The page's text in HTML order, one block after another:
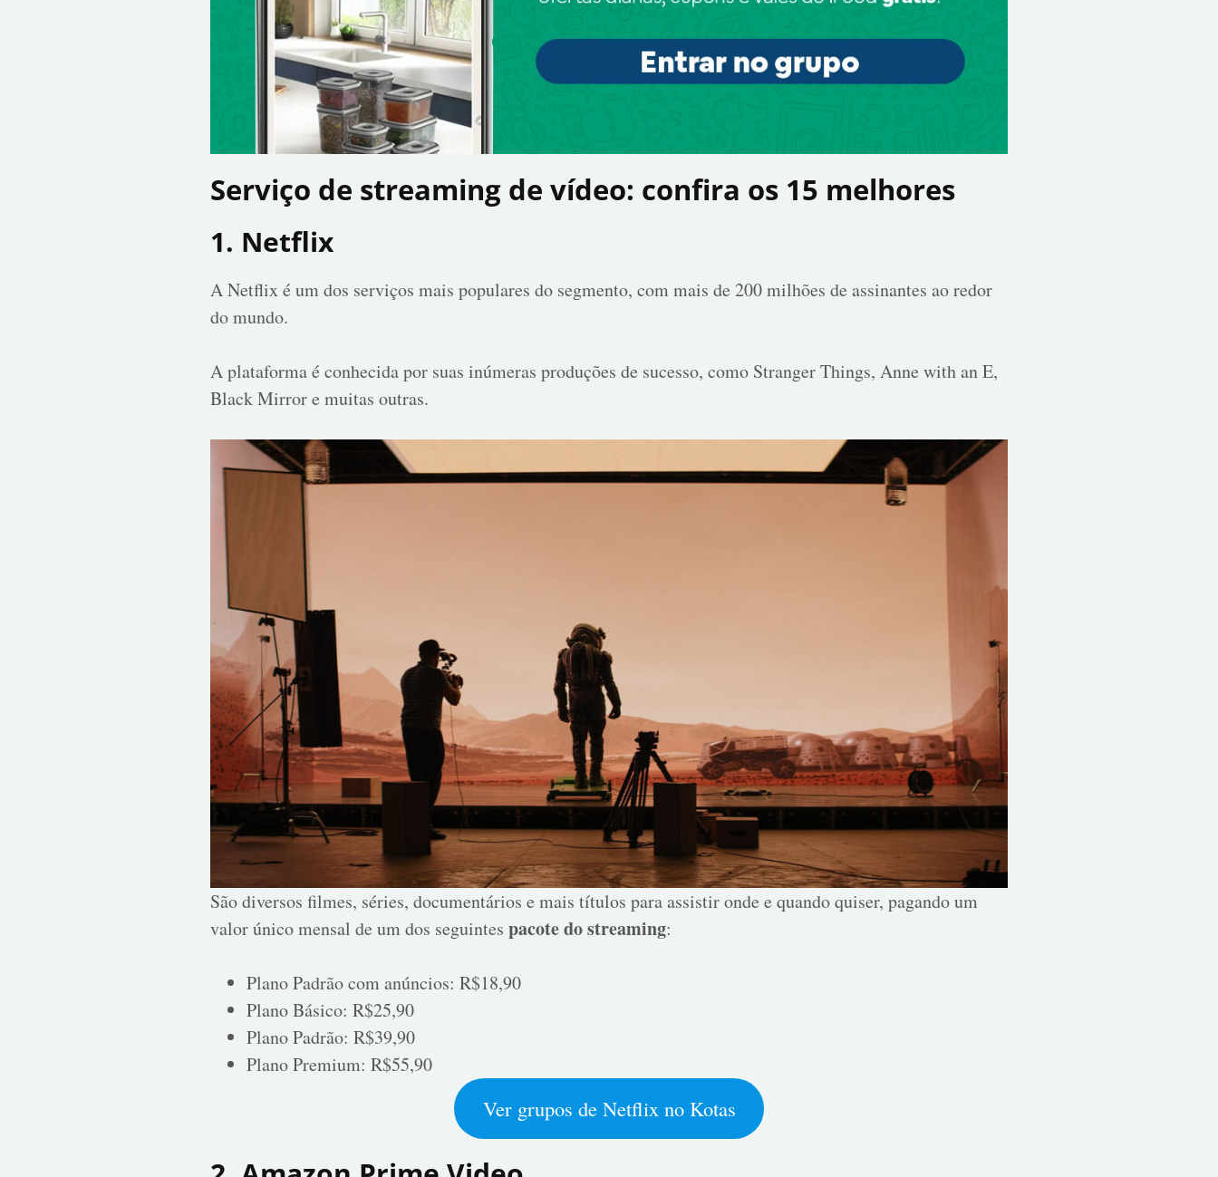
Serviço de streaming de vídeo: confira os 15 melhores
1. Netflix
A Netflix é um dos serviços mais populares do segmento, com mais de 200 milhões de assinantes ao redor
do mundo.
A plataforma é conhecida por suas inúmeras produções de sucesso, como Stranger Things, Anne with an E,
Black Mirror e muitas outras.
São diversos filmes, séries, documentários e mais títulos para assistir onde e quando quiser, pagando um
valor único mensal de um dos seguintes pacote do streaming:
Plano Padrão com anúncios: R$18,90
Plano Básico: R$25,90
Plano Padrão: R$39,90
Plano Premium: R$55,90
Ver grupos de Netflix no Kotas